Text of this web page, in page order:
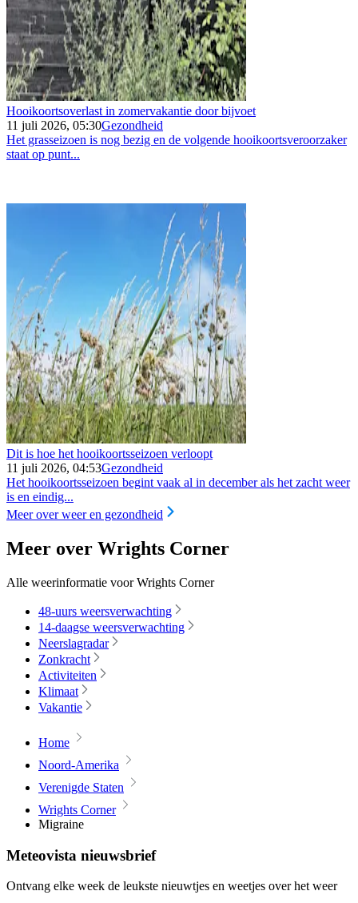
Hooikoortsoverlast in zomervakantie door bijvoet
11 juli 2026, 05:30Gezondheid
Het grasseizoen is nog bezig en de volgende hooikoortsveroorzaker
staat op punt...
Dit is hoe het hooikoortsseizoen verloopt
11 juli 2026, 04:53Gezondheid
Het hooikoortsseizoen begint vaak al in december als het zacht weer
is en eindig...
Meer over weer en gezondheid
Meer over Wrights Corner
Alle weerinformatie voor Wrights Corner
48-uurs weersverwachting
14-daagse weersverwachting
Neerslagradar
Zonkracht
Activiteiten
Klimaat
Vakantie
Home
Noord-Amerika
Verenigde Staten
Wrights Corner
Migraine
Meteovista nieuwsbrief
Ontvang elke week de leukste nieuwtjes en weetjes over het weer